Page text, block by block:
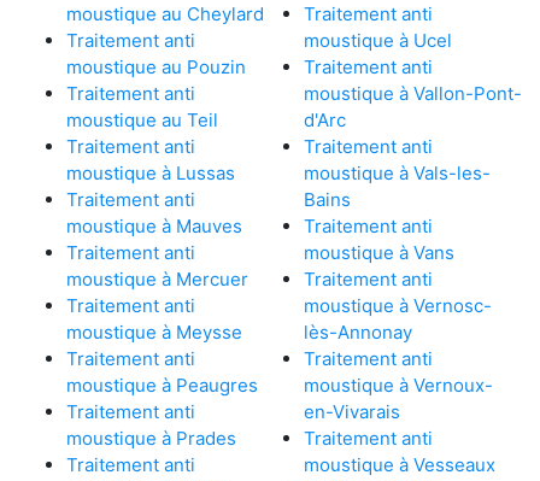
moustique au Cheylard
Traitement anti
moustique au Pouzin
Traitement anti
moustique au Teil
Traitement anti
moustique à Lussas
Traitement anti
moustique à Mauves
Traitement anti
moustique à Mercuer
Traitement anti
moustique à Meysse
Traitement anti
moustique à Peaugres
Traitement anti
moustique à Prades
Traitement anti
Traitement anti
moustique à Ucel
Traitement anti
moustique à Vallon-Pont-
d'Arc
Traitement anti
moustique à Vals-les-
Bains
Traitement anti
moustique à Vans
Traitement anti
moustique à Vernosc-
lès-Annonay
Traitement anti
moustique à Vernoux-
en-Vivarais
Traitement anti
moustique à Vesseaux